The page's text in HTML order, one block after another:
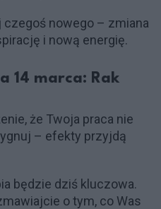
czegoś nowego – zmiana
i nową energię.
14 marca: Rak
że Twoja praca nie
– efekty przyjdą
będzie dziś kluczowa.
o tym, co Was